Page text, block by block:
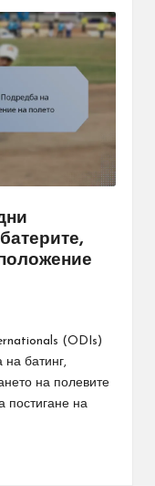
(ODIs)
на батинг,
на полевите
постигане на